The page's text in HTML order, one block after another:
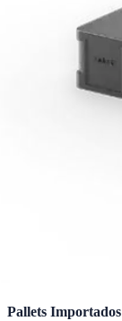
Pallets Importados